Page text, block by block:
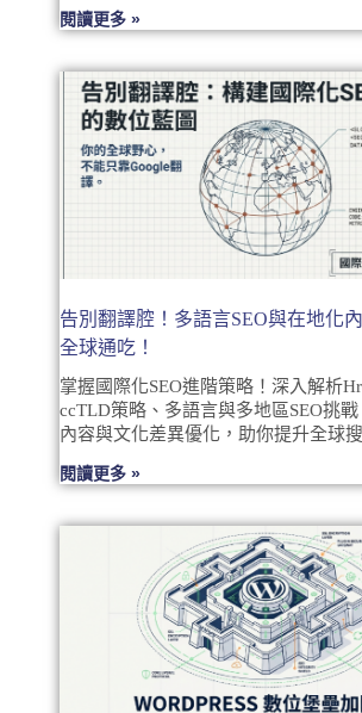
閱讀更多 »
告別翻譯腔！多語言SEO與在地化
全球通吃！
掌握國際化SEO進階策略！深入解析
ccTLD策略、多語言與多地區SEO挑
內容與文化差異優化，助你提升全球
閱讀更多 »